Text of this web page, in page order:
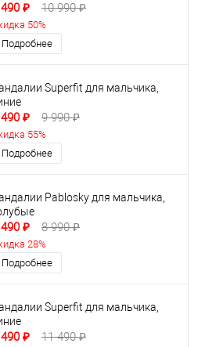
₽ 10 990 ₽
50%
Подробнее
Superfit для мальчика,
₽ 9 990 ₽
55%
Подробнее
Pablosky для мальчика,
₽ 8 990 ₽
28%
Подробнее
Superfit для мальчика,
₽ 11 490 ₽